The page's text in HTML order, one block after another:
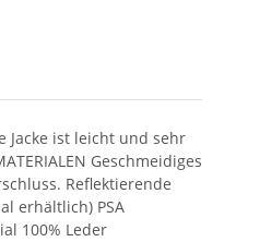
Jacke ist leicht und sehr
Geschmeidiges
Reflektierende
erhältlich) PSA
100% Leder